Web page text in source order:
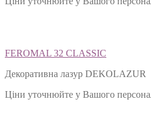
FEROMAL 32 CLASSIC
Декоративна лазур DEKOLAZUR
Ціни уточнюйте у Вашого